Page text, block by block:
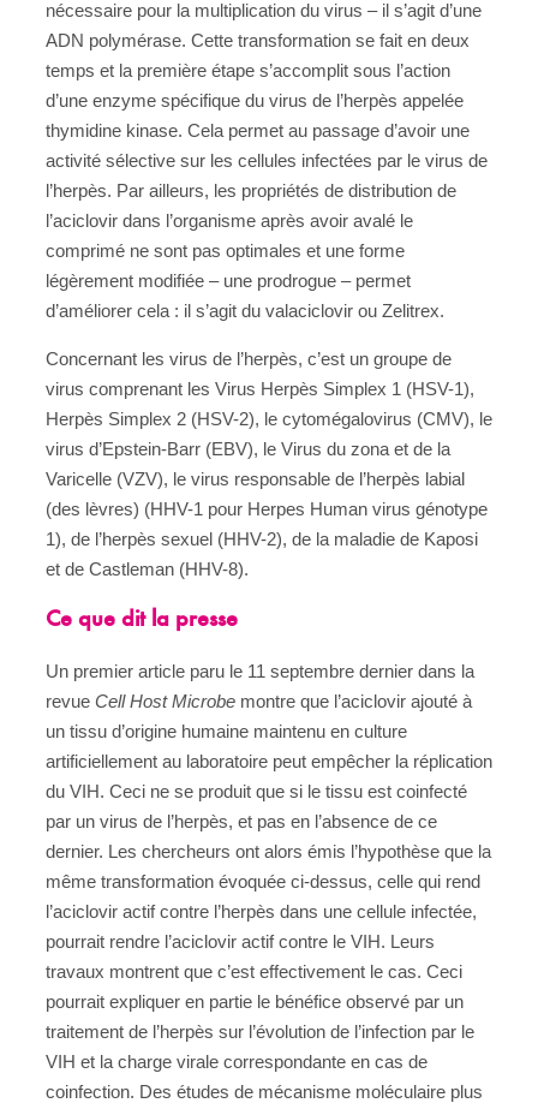
nécessaire pour la multiplication du virus – il s’agit d’une
ADN polymérase. Cette transformation se fait en deux
temps et la première étape s’accomplit sous l’action
d’une enzyme spécifique du virus de l’herpès appelée
thymidine kinase. Cela permet au passage d’avoir une
activité sélective sur les cellules infectées par le virus de
l’herpès. Par ailleurs, les propriétés de distribution de
l’aciclovir dans l’organisme après avoir avalé le
comprimé ne sont pas optimales et une forme
légèrement modifiée – une prodrogue – permet
d’améliorer cela : il s’agit du valaciclovir ou Zelitrex.
Concernant les virus de l’herpès, c’est un groupe de
virus comprenant les Virus Herpès Simplex 1 (HSV-1),
Herpès Simplex 2 (HSV-2), le cytomégalovirus (CMV), le
virus d’Epstein-Barr (EBV), le Virus du zona et de la
Varicelle (VZV), le virus responsable de l’herpès labial
(des lèvres) (HHV-1 pour Herpes Human virus génotype
1), de l’herpès sexuel (HHV-2), de la maladie de Kaposi
et de Castleman (HHV-8).
Ce que dit la presse
Un premier article paru le 11 septembre dernier dans la
revue Cell Host Microbe montre que l’aciclovir ajouté à
un tissu d’origine humaine maintenu en culture
artificiellement au laboratoire peut empêcher la réplication
du VIH. Ceci ne se produit que si le tissu est coinfecté
par un virus de l’herpès, et pas en l’absence de ce
dernier. Les chercheurs ont alors émis l’hypothèse que la
même transformation évoquée ci-dessus, celle qui rend
l’aciclovir actif contre l’herpès dans une cellule infectée,
pourrait rendre l’aciclovir actif contre le VIH. Leurs
travaux montrent que c’est effectivement le cas. Ceci
pourrait expliquer en partie le bénéfice observé par un
traitement de l’herpès sur l’évolution de l’infection par le
VIH et la charge virale correspondante en cas de
coinfection. Des études de mécanisme moléculaire plus